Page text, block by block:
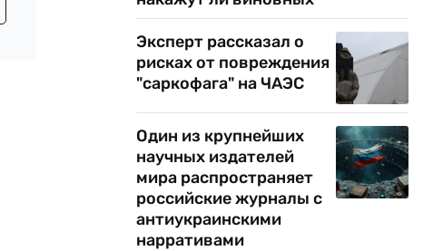
Эксперт рассказал о
рисках от повреждения
"саркофага" на ЧАЭС
Один из крупнейших
научных издателей
мира распространяет
российские журналы с
антиукраинскими
нарративами